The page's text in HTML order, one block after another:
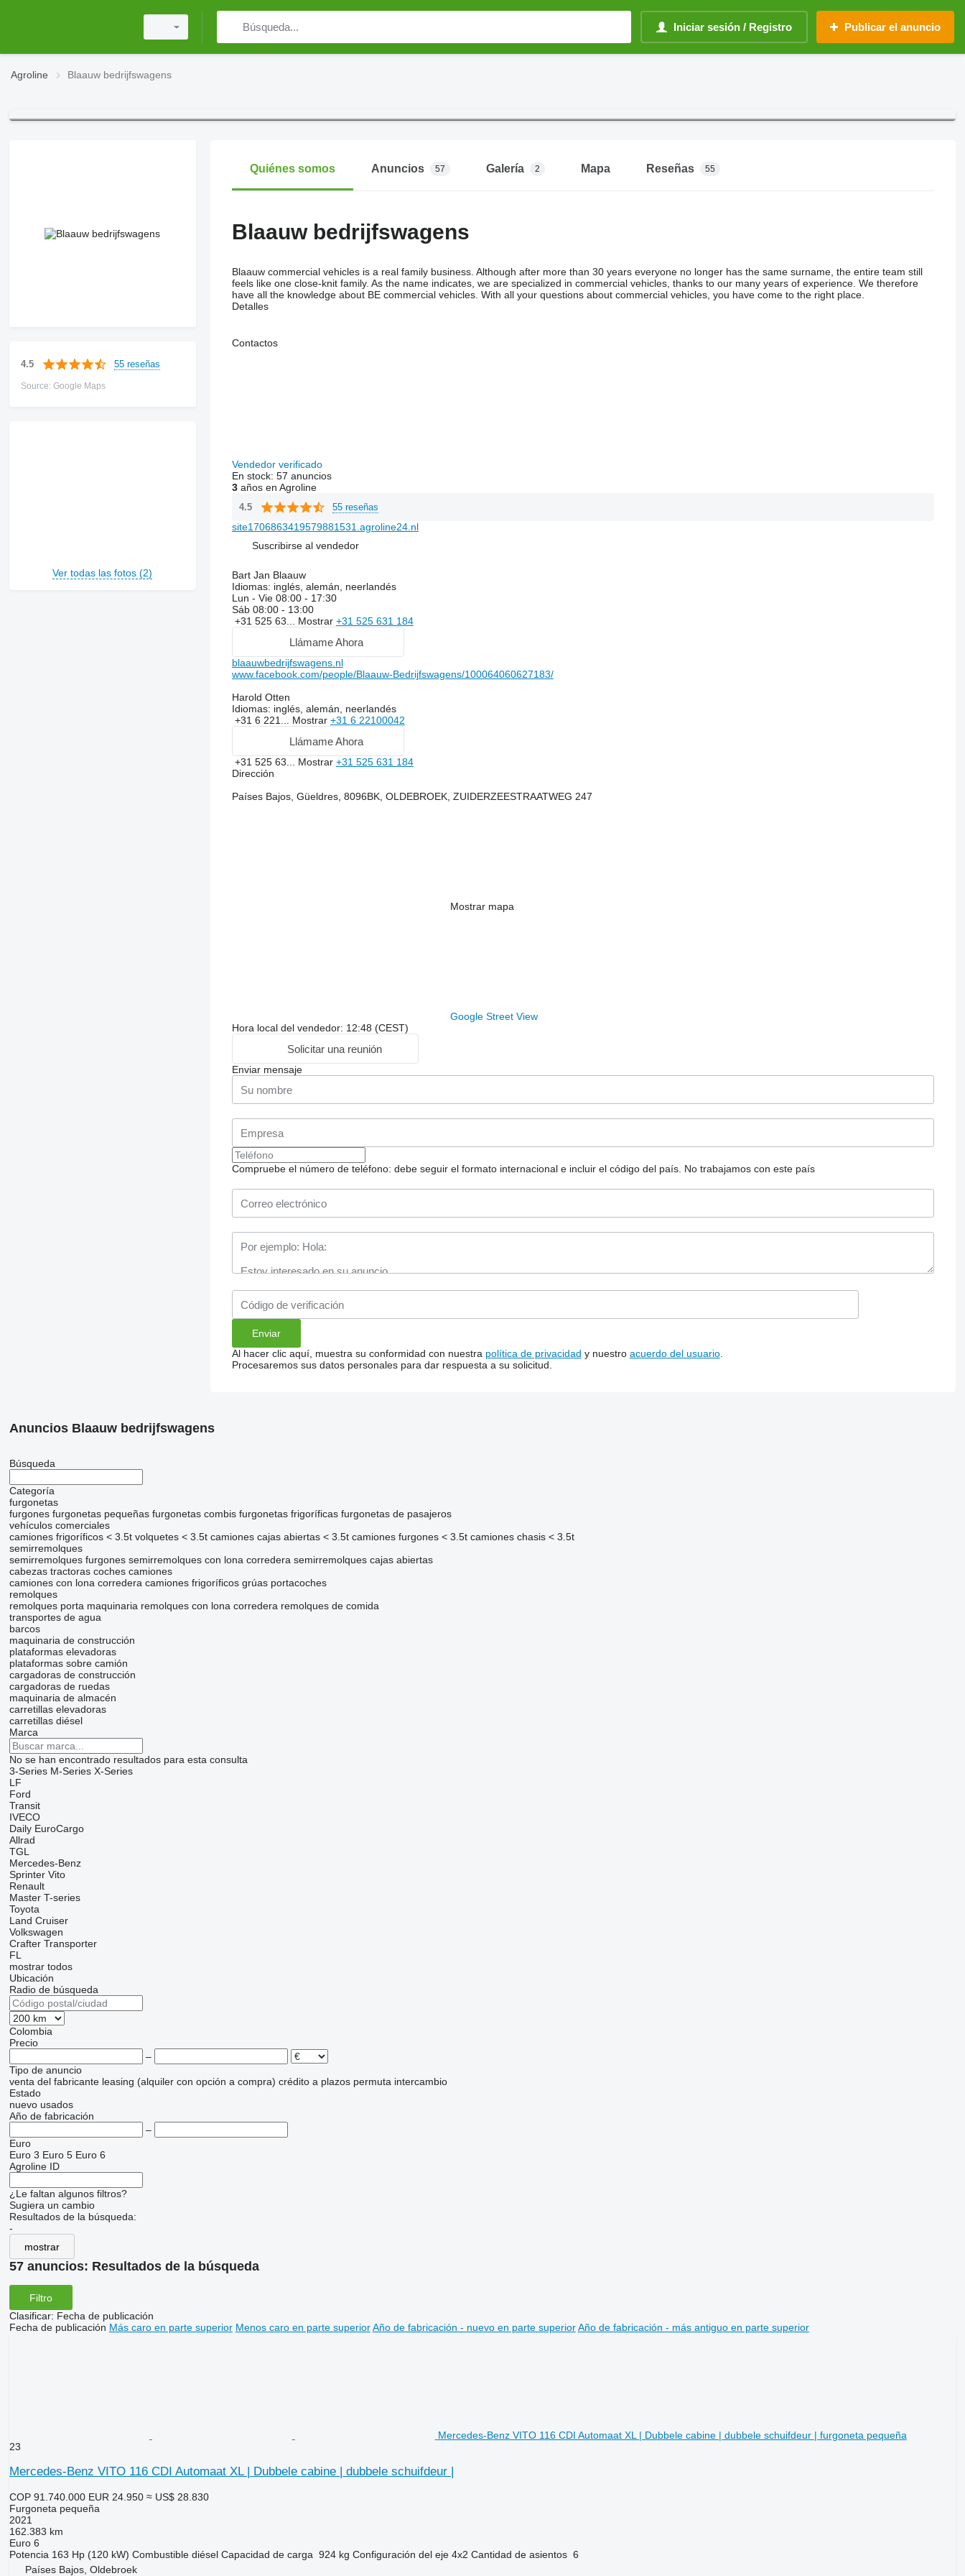
Iniciar sesión / Registro Publicar el anuncio
Agroline Blaauw bedrijfswagens
4.5 55 reseñas
Source: Google Maps
Ver todas las fotos (2)
Quiénes somos Anuncios 57 Galería 2 Mapa Reseñas 55
Blaauw bedrijfswagens
Blaauw commercial vehicles is a real family business. Although after more than 30 years everyone no longer has the same surname, the entire team still
feels like one close-knit family. As the name indicates, we are specialized in commercial vehicles, thanks to our many years of experience. We therefore
have all the knowledge about BE commercial vehicles. With all your questions about commercial vehicles, you have come to the right place.
Detalles
Contactos
Vendedor verificado
En stock: 57 anuncios
3años en Agroline
4.5 55 reseñas
site1706863419579881531.agroline24.nl
Suscribirse al vendedor
Bart Jan Blaauw
Idiomas: inglés, alemán, neerlandés
Lun - Vie 08:00 - 17:30
Sáb 08:00 - 13:00
+31 525 63... Mostrar +31 525 631 184
Llámame Ahora
blaauwbedrijfswagens.nl
www.facebook.com/people/Blaauw-Bedrijfswagens/100064060627183/
Harold Otten
Idiomas: inglés, alemán, neerlandés
+31 6 221... Mostrar +31 6 22100042
Llámame Ahora
+31 525 63... Mostrar +31 525 631 184
Dirección
Países Bajos, Güeldres, 8096BK, OLDEBROEK, ZUIDERZEESTRAATWEG 247
Mostrar mapa
Google Street View
Hora local del vendedor: 12:48 (CEST)
Solicitar una reunión
Enviar mensaje
Compruebe el número de teléfono: debe seguir el formato internacional e incluir el código del país. No trabajamos con este país
Al hacer clic aquí, muestra su conformidad con nuestra política de privacidad y nuestro acuerdo del usuario.
Procesaremos sus datos personales para dar respuesta a su solicitud.
Anuncios Blaauw bedrijfswagens
Búsqueda
Categoría
furgonetas
furgones furgonetas pequeñas furgonetas combis furgonetas frigoríficas furgonetas de pasajeros
vehículos comerciales
camiones frigoríficos < 3.5t volquetes < 3.5t camiones cajas abiertas < 3.5t camiones furgones < 3.5t camiones chasis < 3.5t
semirremolques
semirremolques furgones semirremolques con lona corredera semirremolques cajas abiertas
cabezas tractoras coches camiones
camiones con lona corredera camiones frigoríficos grúas portacoches
remolques
remolques porta maquinaria remolques con lona corredera remolques de comida
transportes de agua
barcos
maquinaria de construcción
plataformas elevadoras
plataformas sobre camión
cargadoras de construcción
cargadoras de ruedas
maquinaria de almacén
carretillas elevadoras
carretillas diésel
Marca
No se han encontrado resultados para esta consulta
3-Series M-Series X-Series
LF
Ford
Transit
IVECO
Daily EuroCargo
Allrad
TGL
Mercedes-Benz
Sprinter Vito
Renault
Master T-series
Toyota
Land Cruiser
Volkswagen
Crafter Transporter
FL
mostrar todos
Ubicación
Radio de búsqueda
Colombia
Precio
–
Tipo de anuncio
venta del fabricante leasing (alquiler con opción a compra) crédito a plazos permuta intercambio
Estado
nuevo usados
Año de fabricación
–
Euro
Euro 3 Euro 5 Euro 6
Agroline ID
¿Le faltan algunos filtros?
Sugiera un cambio
Resultados de la búsqueda:
-
mostrar
57 anuncios: Resultados de la búsqueda
Filtro
Clasificar: Fecha de publicación
Fecha de publicación Más caro en parte superior Menos caro en parte superior Año de fabricación - nuevo en parte superior Año de fabricación - más antiguo en parte superior
Mercedes-Benz VITO 116 CDI Automaat XL | Dubbele cabine | dubbele schuifdeur | furgoneta pequeña
23
Mercedes-Benz VITO 116 CDI Automaat XL | Dubbele cabine | dubbele schuifdeur |
COP 91.740.000 EUR 24.950 ≈ US$ 28.830
Furgoneta pequeña
2021
162.383 km
Euro 6
Potencia 163 Hp (120 kW) Combustible diésel Capacidad de carga 924 kg Configuración del eje 4x2 Cantidad de asientos 6
Países Bajos, Oldebroek